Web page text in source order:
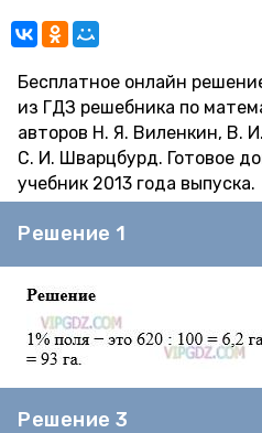
Бесплатное онлайн
из ГДЗ решебника по
авторов Н. Я. Виленкин, В.
С. И. Шварцбурд. Готовое
учебник 2013 года выпуска.
Решение 1
Решение 3